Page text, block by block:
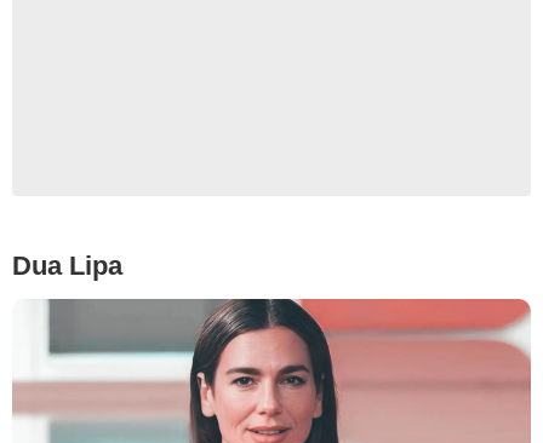
Dua Lipa